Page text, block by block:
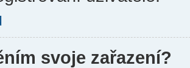
svoje zařazení?